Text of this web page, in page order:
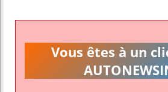
k pt
Vous êtes à un